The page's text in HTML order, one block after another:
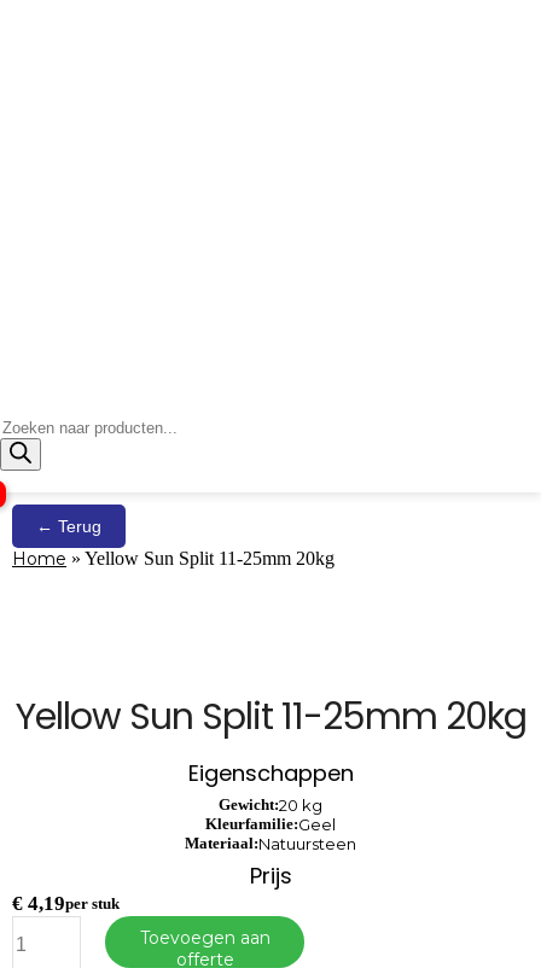
Producten
zoeken
← Terug
Home » Yellow Sun Split 11-25mm 20kg
Yellow Sun Split 11-25mm 20kg
Eigenschappen
Gewicht:20 kg
Kleurfamilie:Geel
Materiaal:Natuursteen
Prijs
€ 4,19per stuk
Sun
Toevoegen aan
offerte